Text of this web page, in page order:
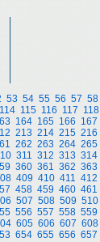
53 54 55 56 57 58
114 115 116 117 118
164 165 166 167
213 214 215 216
262 263 264 265
311 312 313 314
360 361 362 363
409 410 411 412
458 459 460 461
507 508 509 510
556 557 558 559
605 606 607 608
654 655 656 657